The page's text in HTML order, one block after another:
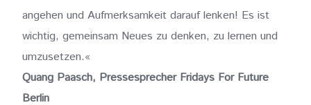
angehen und Aufmerksamkeit darauf lenken! Es ist
wichtig, gemeinsam Neues zu denken, zu lernen und
umzusetzen.«
Quang Paasch, Pressesprecher Fridays For Future
Berlin